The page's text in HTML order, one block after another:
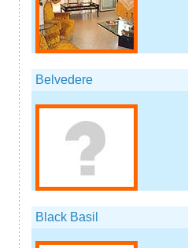
Belvedere
Black Basil